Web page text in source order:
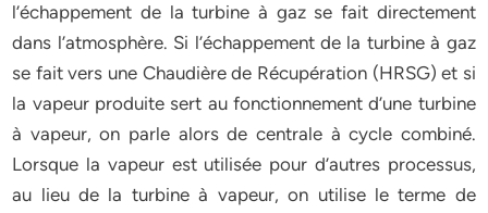
l’échappement de la turbine à gaz se fait directement
dans l’atmosphère. Si l’échappement de la turbine à gaz
se fait vers une Chaudière de Récupération (HRSG) et si
la vapeur produite sert au fonctionnement d’une turbine
à vapeur, on parle alors de centrale à cycle combiné.
Lorsque la vapeur est utilisée pour d’autres processus,
au lieu de la turbine à vapeur, on utilise le terme de